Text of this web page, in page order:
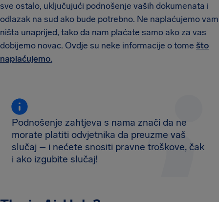
sve ostalo, uključujući podnošenje vaših dokumenata i
odlazak na sud ako bude potrebno. Ne naplaćujemo vam
ništa unaprijed, tako da nam plaćate samo ako za vas
dobijemo novac. Ovdje su neke informacije o tome što
naplaćujemo.
Podnošenje zahtjeva s nama znači da ne
morate platiti odvjetnika da preuzme vaš
slučaj – i nećete snositi pravne troškove, čak
i ako izgubite slučaj!